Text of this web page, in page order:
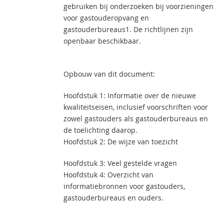
gebruiken bij onderzoeken bij voorzieningen
voor gastouderopvang en
gastouderbureaus1. De richtlijnen zijn
openbaar beschikbaar.
Opbouw van dit document:
Hoofdstuk 1: Informatie over de nieuwe
kwaliteitseisen, inclusief voorschriften voor
zowel gastouders als gastouderbureaus en
de toelichting daarop.
Hoofdstuk 2: De wijze van toezicht
Hoofdstuk 3: Veel gestelde vragen
Hoofdstuk 4: Overzicht van
informatiebronnen voor gastouders,
gastouderbureaus en ouders.